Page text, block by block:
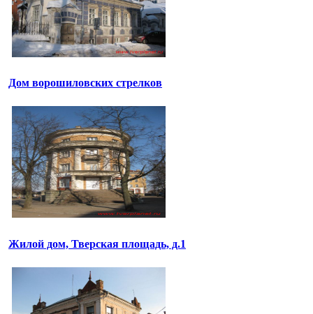
Дом ворошиловских стрелков
Жилой дом, Тверская площадь, д.1